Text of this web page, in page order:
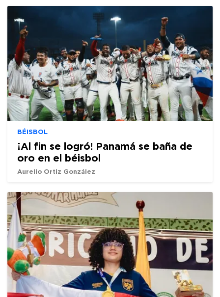
BÉISBOL
¡Al fin se logró! Panamá se baña de
oro en el béisbol
Aurelio Ortiz González